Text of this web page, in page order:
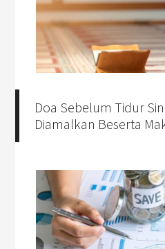
Doa Sebelum Tidur
Diamalkan Beserta